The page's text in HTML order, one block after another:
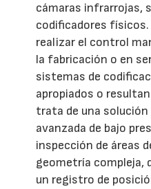
cámaras infrarrojas,
codificadores
realizar el control
la fabricación o en
sistemas de
apropiados o
trata de una
avanzada de bajo
inspección de áreas
geometría compleja,
un registro de